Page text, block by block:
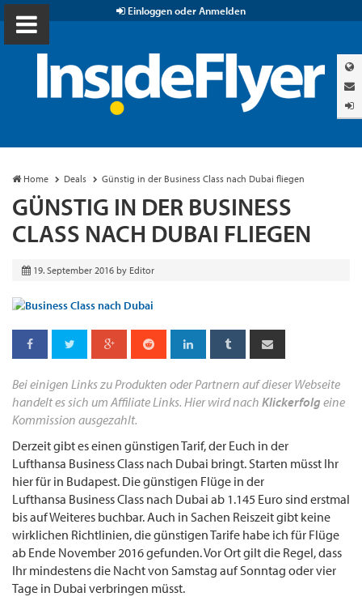
Einloggen oder Anmelden
Home Deals Günstig in der Business Class nach Dubai fliegen
GÜNSTIG IN DER BUSINESS
CLASS NACH DUBAI FLIEGEN
19. September 2016 by Editor
Bei einigen Links zu Produkten oder Partnern auf dieser Webseite
handelt es sich um Affiliate Links. Hier wird nach Klickerfolg eine
Kommission ausgezahlt.
Derzeit gibt es einen günstigen Tarif, der Euch in der
Lufthansa Business Class nach Dubai bringt. Starten müsst Ihr
hier für in Budapest. Die günstigen Flüge in der
Lufthansa Business Class nach Dubai ab 1.145 Euro sind erstmal
bis auf Weiteres buchbar. Auch in Sachen Reiszeit gibt keine
wirklichen Richtlinien, die günstigen Tarife habe ich für Flüge
ab Ende November 2016 gefunden. Vor Ort gilt die Regel, dass
Ihr mindestens die Nacht von Samstag auf Sonntag oder vier
Tage in Dubai verbringen müsst.